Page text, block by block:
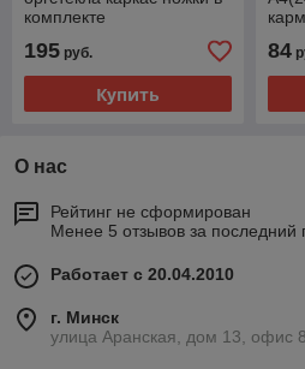
комплекте
195 руб.
Купить
84
О нас
Рейтинг не сформирован
Менее 5 отзывов за последний
Работает с 20.04.2010
г. Минск
улица Аранская, дом 13, офис